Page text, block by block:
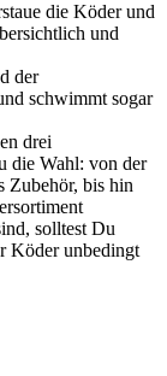
die Köder und
und
der
schwimmt sogar
drei
die Wahl: von der
Zubehör, bis hin
solltest Du
Köder unbedingt